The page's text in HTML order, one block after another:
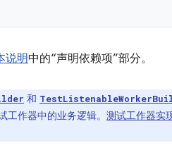
说明中的“声明依赖项”部分。
和
工作器中的业务逻辑。 测试工作器实